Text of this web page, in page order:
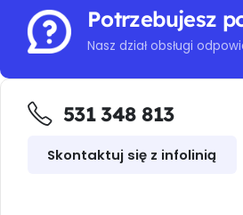
Potrzebujesz
Nasz dział obsługi
531 348 813
Skontaktuj się z infolinią